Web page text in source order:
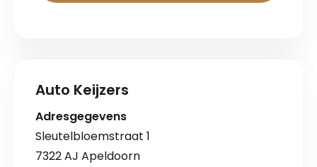
Auto Keijzers
Adresgegevens
Sleutelbloemstraat 1
7322 AJ Apeldoorn